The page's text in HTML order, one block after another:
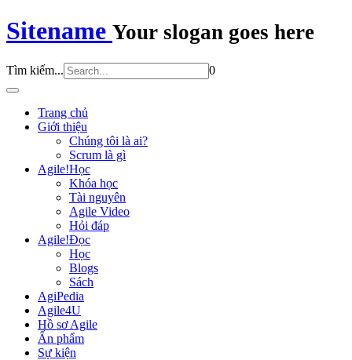
Sitename Your slogan goes here
Tìm kiếm... 0
Trang chủ
Giới thiệu
Chúng tôi là ai?
Scrum là gì
Agile!Học
Khóa học
Tài nguyên
Agile Video
Hỏi đáp
Agile!Đọc
Học
Blogs
Sách
AgiPedia
Agile4U
Hồ sơ Agile
Ấn phẩm
Sự kiện